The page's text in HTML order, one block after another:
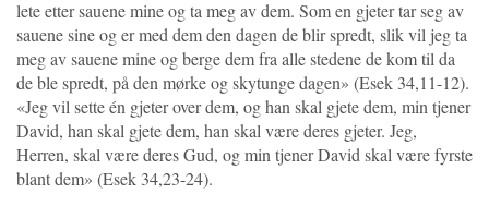
lete etter sauene mine og ta meg av dem. Som en gjeter tar seg av
sauene sine og er med dem den dagen de blir spredt, slik vil jeg ta
meg av sauene mine og berge dem fra alle stedene de kom til da
de ble spredt, på den mørke og skytunge dagen» (Esek 34,11-12).
«Jeg vil sette én gjeter over dem, og han skal gjete dem, min tjener
David, han skal gjete dem, han skal være deres gjeter. Jeg,
Herren, skal være deres Gud, og min tjener David skal være fyrste
blant dem» (Esek 34,23-24).